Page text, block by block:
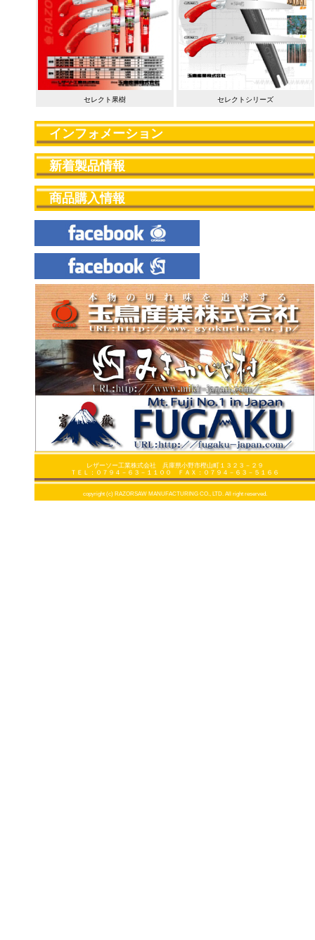
セレクト果樹 セレクトシリーズ
インフォメーション
新着製品情報
商品購入情報
レザーソー工業株式会社 兵庫県小野市樫山町１３２３－２９
ＴＥＬ：０７９４－６３－１１００ ＦＡＸ：０７９４－６３－５１６６
copyright (c) RAZORSAW MANUFACTURING CO., LTD. All right reserved.